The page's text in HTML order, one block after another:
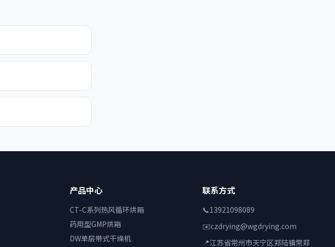
产品中心
CT-C系列热风循环烘箱
药用型GMP烘箱
DW单层带式干燥机
联系方式
📞13921098089
✉️czdrying@wgdrying.com
📍江苏省常州市天宁区郑陆镇常郑